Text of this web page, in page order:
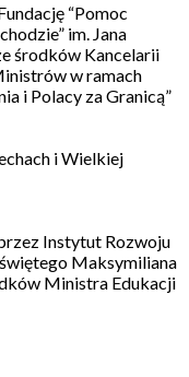
“Pomoc
im. Jana
środków Kancelarii
w ramach
i Polacy za Granicą”
i Wielkiej
Instytut Rozwoju
Maksymiliana
Ministra Edukacji